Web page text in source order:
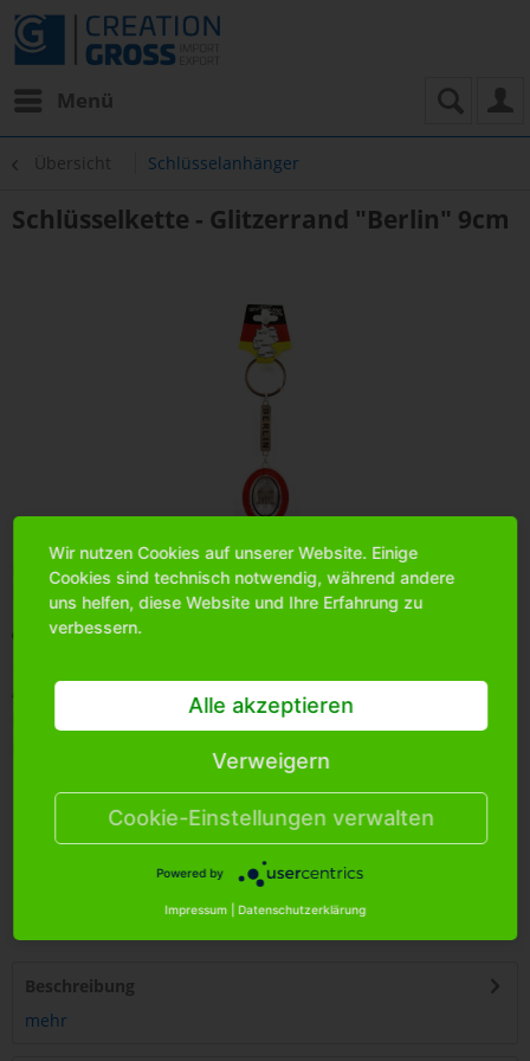
Menü
Übersicht Schlüsselanhänger
Schlüsselkette - Glitzerrand "Berlin" 9cm
Bittemelden Sie sich an, um mehr Informationen über das
Produkt zu erhalten.
Merken
Artikel-Nr.:
250
500
250255 480959
Beschreibung
mehr
Wir nutzen Cookies auf unserer Website. Einige
Cookies sind technisch notwendig, während andere
uns helfen, diese Website und Ihre Erfahrung zu
verbessern.
Alle akzeptieren
Verweigern
Cookie-Einstellungen verwalten
Powered by
Impressum Datenschutzerklärung